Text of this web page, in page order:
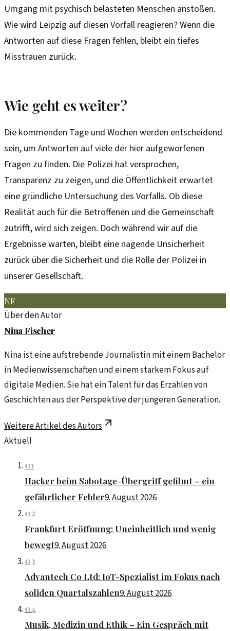
Umgang mit psychisch belasteten Menschen anstoßen.
Wie wird Leipzig auf diesen Vorfall reagieren? Wenn die
Antworten auf diese Fragen fehlen, bleibt ein tiefes
Misstrauen zurück.
Wie geht es weiter?
Die kommenden Tage und Wochen werden entscheidend
sein, um Antworten auf viele der hier aufgeworfenen
Fragen zu finden. Die Polizei hat versprochen,
Transparenz zu zeigen, und die Öffentlichkeit erwartet
eine gründliche Untersuchung des Vorfalls. Ob diese
Realität auch für die Betroffenen und die Gemeinschaft
zutrifft, wird sich zeigen. Doch während wir auf die
Ergebnisse warten, bleibt eine nagende Unsicherheit
zurück über die Sicherheit und die Rolle der Polizei in
unserer Gesellschaft.
NF
Über den Autor
Nina Fischer
Nina ist eine aufstrebende Journalistin mit einem Bachelor
in Medienwissenschaften und einem starkem Fokus auf
digitale Medien. Sie hat ein Talent für das Erzählen von
Geschichten aus der Perspektive der jüngeren Generation.
Weitere Artikel des Autors
Aktuell
01
Hacker beim Sabotage-Übergriff gefilmt – ein
gefährlicher Fehler9. August 2026
02
Frankfurt Eröffnung: Uneinheitlich und wenig
bewegt9. August 2026
03
Advantech Co Ltd: IoT-Spezialist im Fokus nach
soliden Quartalszahlen9. August 2026
04
Musik, Medizin und Ethik – Ein Gespräch mit